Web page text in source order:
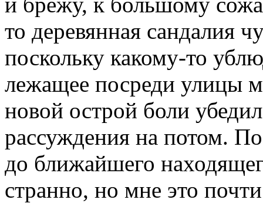
то деревянная сандалия
поскольку какому-то
лежащее посреди улицы
новой острой боли
рассуждения на потом.
до ближайшего
странно, но мне это